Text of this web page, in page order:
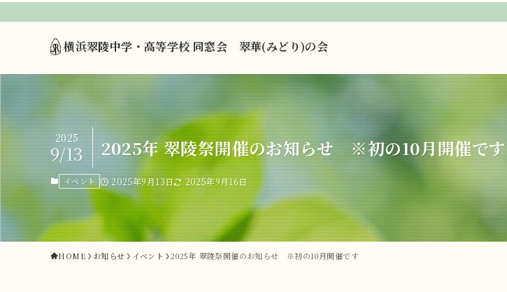
横浜翠陵中学・高等学校 同窓会 翠華(みどり)の会
2025年 翠陵祭開催のお知らせ ※初の10月開催です
2025
9/13
イベント 2025年9月13日 2025年9月16日
HOME お知らせ イベント 2025年 翠陵祭開催のお知らせ ※初の10月開催です